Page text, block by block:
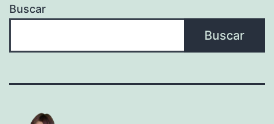
Buscar
Buscar